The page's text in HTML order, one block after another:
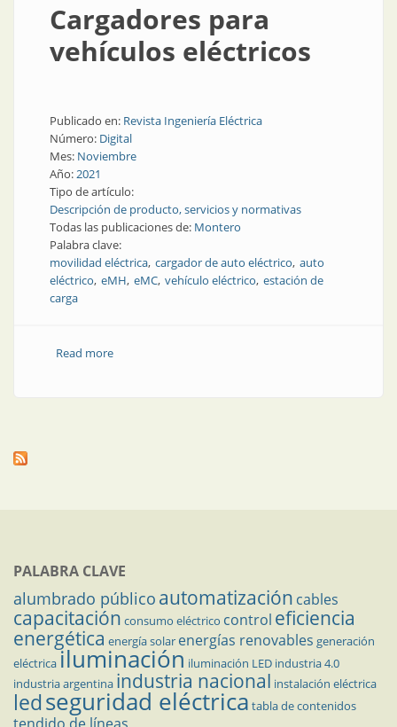
Cargadores para
vehículos eléctricos
Publicado en: Revista Ingeniería Eléctrica
Número: Digital
Mes: Noviembre
Año:2021
Tipo de artículo:
Descripción de producto, servicios y normativas
Todas las publicaciones de: Montero
Palabra clave:
movilidad eléctrica cargador de auto eléctrico auto
eléctrico eMH eMC vehículo eléctrico estación de
carga
Read moreabout Cargadores para vehículos eléctricos
PALABRA CLAVE
alumbrado público automatización cables
capacitación consumo eléctrico control eficiencia
energética energía solar energías renovables generación
eléctricailuminación iluminación LED industria 4.0
industria argentina industria nacional instalación eléctrica
ledseguridad eléctrica tabla de contenidos